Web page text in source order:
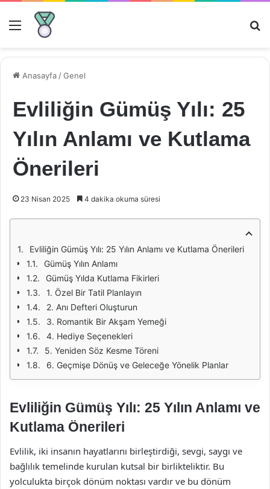
Menü
Anasayfa /Genel
Evliliğin Gümüş Yılı: 25
Yılın Anlamı ve Kutlama
Önerileri
23 Nisan 2025 4 dakika okuma süresi
Evliliğin Gümüş Yılı: 25 Yılın Anlamı ve Kutlama Önerileri
Gümüş Yılın Anlamı
Gümüş Yılda Kutlama Fikirleri
1. Özel Bir Tatil Planlayın
2. Anı Defteri Oluşturun
3. Romantik Bir Akşam Yemeği
4. Hediye Seçenekleri
5. Yeniden Söz Kesme Töreni
6. Geçmişe Dönüş ve Geleceğe Yönelik Planlar
Evliliğin Gümüş Yılı: 25 Yılın Anlamı ve
Kutlama Önerileri
Evlilik, iki insanın hayatlarını birleştirdiği, sevgi, saygı ve
bağlılık temelinde kurulan kutsal bir birlikteliktir. Bu
yolculukta birçok dönüm noktası vardır ve bu dönüm